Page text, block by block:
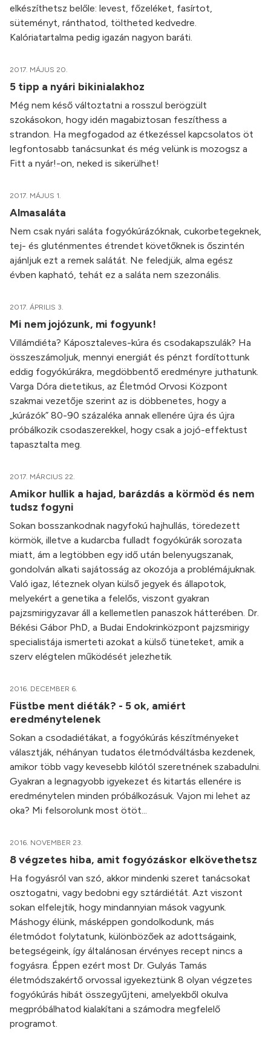
elkészíthetsz belőle: levest, főzeléket, fasírtot,
süteményt, ránthatod, töltheted kedvedre.
Kalóriatartalma pedig igazán nagyon baráti.
2017. MÁJUS 20.
5 tipp a nyári bikinialakhoz
Még nem késő változtatni a rosszul berögzült
szokásokon, hogy idén magabiztosan feszíthess a
strandon. Ha megfogadod az étkezéssel kapcsolatos öt
legfontosabb tanácsunkat és még velünk is mozogsz a
Fitt a nyár!-on, neked is sikerülhet!
2017. MÁJUS 1.
Almasaláta
Nem csak nyári saláta fogyókúrázóknak, cukorbetegeknek,
tej- és gluténmentes étrendet követőknek is őszintén
ajánljuk ezt a remek salátát. Ne feledjük, alma egész
évben kapható, tehát ez a saláta nem szezonális.
2017. ÁPRILIS 3.
Mi nem jojózunk, mi fogyunk!
Villámdiéta? Káposztaleves-kúra és csodakapszulák? Ha
összeszámoljuk, mennyi energiát és pénzt fordítottunk
eddig fogyókúrákra, megdöbbentő eredményre juthatunk.
Varga Dóra dietetikus, az Életmód Orvosi Központ
szakmai vezetője szerint az is döbbenetes, hogy a
„kúrázók” 80-90 százaléka annak ellenére újra és újra
próbálkozik csodaszerekkel, hogy csak a jojó-effektust
tapasztalta meg.
2017. MÁRCIUS 22.
Amikor hullik a hajad, barázdás a körmöd és nem
tudsz fogyni
Sokan bosszankodnak nagyfokú hajhullás, töredezett
körmök, illetve a kudarcba fulladt fogyókúrák sorozata
miatt, ám a legtöbben egy idő után belenyugszanak,
gondolván alkati sajátosság az okozója a problémájuknak.
Való igaz, léteznek olyan külső jegyek és állapotok,
melyekért a genetika a felelős, viszont gyakran
pajzsmirigyzavar áll a kellemetlen panaszok hátterében. Dr.
Békési Gábor PhD, a Budai Endokrinközpont pajzsmirigy
specialistája ismerteti azokat a külső tüneteket, amik a
szerv elégtelen működését jelezhetik.
2016. DECEMBER 6.
Füstbe ment diéták? - 5 ok, amiért
eredménytelenek
Sokan a csodadiétákat, a fogyókúrás készítményeket
választják, néhányan tudatos életmódváltásba kezdenek,
amikor több vagy kevesebb kilótól szeretnének szabadulni.
Gyakran a legnagyobb igyekezet és kitartás ellenére is
eredménytelen minden próbálkozásuk. Vajon mi lehet az
oka? Mi felsorolunk most ötöt...
2016. NOVEMBER 23.
8 végzetes hiba, amit fogyózáskor elkövethetsz
Ha fogyásról van szó, akkor mindenki szeret tanácsokat
osztogatni, vagy bedobni egy sztárdiétát. Azt viszont
sokan elfelejtik, hogy mindannyian mások vagyunk.
Máshogy élünk, másképpen gondolkodunk, más
életmódot folytatunk, különbözőek az adottságaink,
betegségeink, így általánosan érvényes recept nincs a
fogyásra. Éppen ezért most Dr. Gulyás Tamás
életmódszakértő orvossal igyekeztünk 8 olyan végzetes
fogyókúrás hibát összegyűjteni, amelyekből okulva
megpróbálhatod kialakítani a számodra megfelelő
programot.